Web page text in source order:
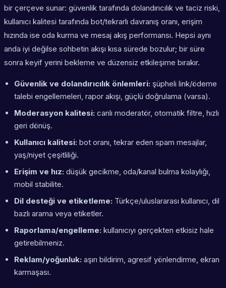
bir çerçeve sunar: güvenlik tarafında dolandırıcılık ve taciz riski,
kullanıcı kalitesi tarafında bot/tekrarlı davranış oranı, erişim
hızında ise oda kurma ve mesaj akış performansı. Hepsi aynı
anda iyi değilse sohbetin akışı kısa sürede bozulur; bir süre
sonra keyif yerini bekleme ve düzensiz etkileşime bırakır.
Güvenlik ve dolandırıcılık önlemleri: şüpheli link/ödeme
talebi engellemeleri, rapor akışı, güçlü doğrulama (varsa).
Moderasyon kalitesi: canlı moderatör, otomatik filtre, hızlı
geri dönüş.
Kullanıcı kalitesi: bot oranı, tekrar eden spam mesajlar,
yaş/niyet çeşitliliği.
Erişim ve hız: düşük gecikme, oda/kanal bulma kolaylığı,
mobil stabilite.
Dil desteği ve etiketleme: Türkçe/uluslararası kullanıcı, dil
bazlı arama veya etiketler.
Raporlama/engelleme: kullanıcıyı gerçekten etkisiz hale
getirebilmeniz.
Reklam/yoğunluk: aşırı bildirim, agresif yönlendirme, ekran
karmaşası.